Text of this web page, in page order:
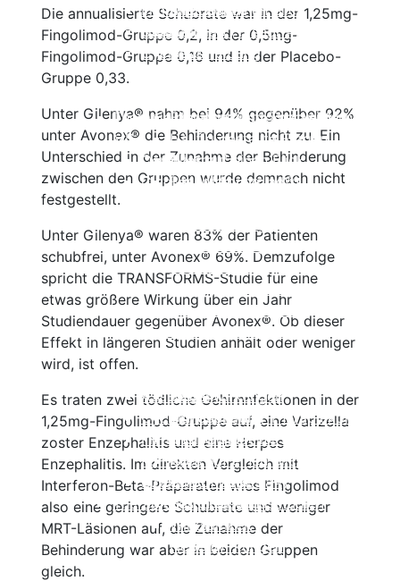
Alles auf einen Blick
Natalizumab (Tysabri®)
Beschreibung
Einnahme und Therapiekontrolle
Häufig gestellte Fragen
Alles auf einen Blick
Cladribin (Mavenclad®)
Nebenwirkungen
Einnahme und Therapiekontrolle
Häufig gestellte Fragen
Alles auf einen Blick
Ocrelizumab (Ocrevus®)
Beschreibung
Nebenwirkungen
Einnahme und Therapiekontrolle
Häufig gestellte Fragen
Alles auf einen Blick
Ozanimod (Zeposia®)
Beschreibung
Wirksamkeit
Nebenwirkungen
Immunglobuline
Cladibrin
Cyclosporin
Therapie der primär progredienten
MS
Ocrelizumab
Beschreibung
Einnahme und
Therapiekontrolle
Häufig gestellte Fragen
Alles auf einen Blick
Beta-Interferone
Copaxone®
Azathioprin
Cyclophosphamid
Immunglobuline
Kortison
Einzelnachweise
Therapien in Zulassungsstudien
Die annualisierte Schubrate war in der 1,25mg-
Fingolimod-Gruppe 0,2, in der 0,5mg-
Fingolimod-Gruppe 0,16 und in der Placebo-
Gruppe 0,33.
Unter Gilenya® nahm bei 94% gegenüber 92%
unter Avonex® die Behinderung nicht zu. Ein
Unterschied in der Zunahme der Behinderung
zwischen den Gruppen wurde demnach nicht
festgestellt.
Unter Gilenya® waren 83% der Patienten
schubfrei, unter Avonex® 69%. Demzufolge
spricht die TRANSFORMS-Studie für eine
etwas größere Wirkung über ein Jahr
Studiendauer gegenüber Avonex®. Ob dieser
Effekt in längeren Studien anhält oder weniger
wird, ist offen.
Es traten zwei tödliche Gehirnnfektionen in der
1,25mg-Fingolimod-Gruppe auf, eine Varizella
zoster Enzephalitis und eine Herpes
Enzephalitis. Im direkten Vergleich mit
Interferon-Beta-Präparaten wies Fingolimod
also eine geringere Schubrate und weniger
MRT-Läsionen auf, die Zunahme der
Behinderung war aber in beiden Gruppen
gleich.